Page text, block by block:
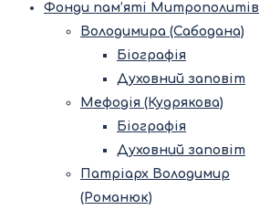
Фонди пам’яті Митрополитів
Володимира (Сабодана)
Біографія
Духовний заповіт
Мефодія (Кудрякова)
Біографія
Духовний заповіт
Патріарх Володимир
(Романюк)